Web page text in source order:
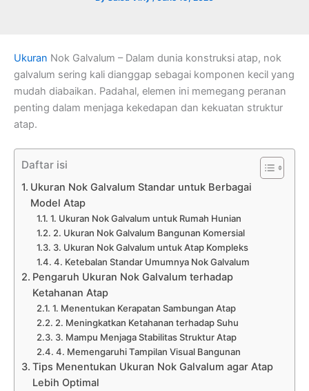
Ukuran Nok Galvalum – Dalam dunia konstruksi atap, nok
galvalum sering kali dianggap sebagai komponen kecil yang
mudah diabaikan. Padahal, elemen ini memegang peranan
penting dalam menjaga kekedapan dan kekuatan struktur
atap.
Daftar isi
Ukuran Nok Galvalum Standar untuk Berbagai
Model Atap
1. Ukuran Nok Galvalum untuk Rumah Hunian
2. Ukuran Nok Galvalum Bangunan Komersial
3. Ukuran Nok Galvalum untuk Atap Kompleks
4. Ketebalan Standar Umumnya Nok Galvalum
Pengaruh Ukuran Nok Galvalum terhadap
Ketahanan Atap
1. Menentukan Kerapatan Sambungan Atap
2. Meningkatkan Ketahanan terhadap Suhu
3. Mampu Menjaga Stabilitas Struktur Atap
4. Memengaruhi Tampilan Visual Bangunan
Tips Menentukan Ukuran Nok Galvalum agar Atap
Lebih Optimal